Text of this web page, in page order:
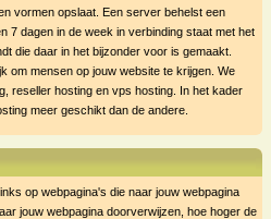
vormen opslaat. Een server behelst een
7 dagen in de week in verbinding staat met het
die daar in het bijzonder voor is gemaakt.
om mensen op jouw website te krijgen. We
reseller hosting en vps hosting. In het kader
meer geschikt dan de andere.
op webpagina's die naar jouw webpagina
jouw webpagina doorverwijzen, hoe hoger de